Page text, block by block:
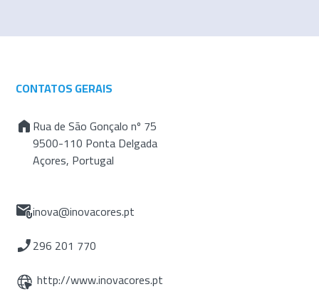
CONTATOS GERAIS
Rua de São Gonçalo nº 75
9500-110 Ponta Delgada
Açores, Portugal
inova@inovacores.pt
296 201 770
http://www.inovacores.pt